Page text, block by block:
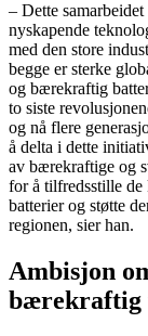
– Dette
nyskapende
med den store
begge er sterke
og bærekraftig
to siste
og nå flere
å delta i dette
av bærekraftige og
for å tilfredsstille
batterier og støtte
regionen, sier han.
Ambisjon
bærekraftig